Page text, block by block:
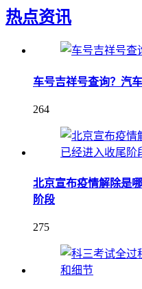
热点资讯
车号吉祥号查询？汽
264
北京宣布疫情解除是
阶段
275